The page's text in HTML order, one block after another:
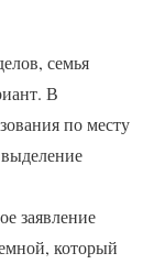
семья
В
по месту
заявление
который